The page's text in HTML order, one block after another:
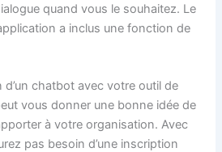
quand vous le souhaitez. Le
a inclus une fonction de
d’un chatbot avec votre outil de
vous donner une bonne idée de
à votre organisation. Avec
pas besoin d’une inscription